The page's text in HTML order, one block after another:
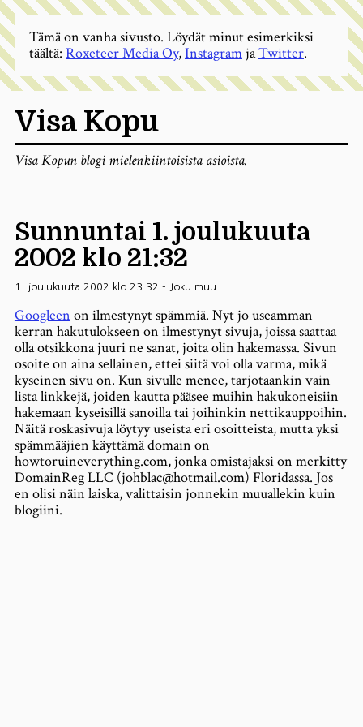
Visa Kopu
Visa Kopun blogi mielenkiintoisista asioista.
Sunnuntai 1. joulukuuta
2002 klo 21:32
1. joulukuuta 2002 klo 23.32 - Joku muu
Googleen on ilmestynyt spämmiä. Nyt jo useamman
kerran hakutulokseen on ilmestynyt sivuja, joissa saattaa
olla otsikkona juuri ne sanat, joita olin hakemassa. Sivun
osoite on aina sellainen, ettei siitä voi olla varma, mikä
kyseinen sivu on. Kun sivulle menee, tarjotaankin vain
lista linkkejä, joiden kautta pääsee muihin hakukoneisiin
hakemaan kyseisillä sanoilla tai joihinkin nettikauppoihin.
Näitä roskasivuja löytyy useista eri osoitteista, mutta yksi
spämmääjien käyttämä domain on
howtoruineverything.com, jonka omistajaksi on merkitty
DomainReg LLC (johblac@hotmail.com) Floridassa. Jos
en olisi näin laiska, valittaisin jonnekin muuallekin kuin
blogiini.
Tämä on vanha sivusto. Löydät minut esimerkiksi
täältä: Roxeteer Media Oy,InstagramjaTwitter.